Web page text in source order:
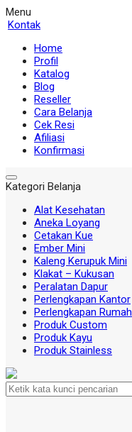
Menu
Kontak
Home
Profil
Katalog
Blog
Reseller
Cara Belanja
Cek Resi
Afiliasi
Konfirmasi
Kategori Belanja
Alat Kesehatan
Aneka Loyang
Cetakan Kue
Ember Mini
Kaleng Kerupuk Mini
Klakat – Kukusan
Peralatan Dapur
Perlengkapan Kantor
Perlengkapan Rumah
Produk Custom
Produk Kayu
Produk Stainless